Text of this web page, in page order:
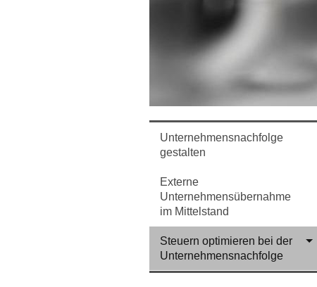
Unternehmensnachfolge
gestalten
Externe
Unternehmensübernahme
im Mittelstand
Steuern optimieren bei der
Unternehmensnachfolge